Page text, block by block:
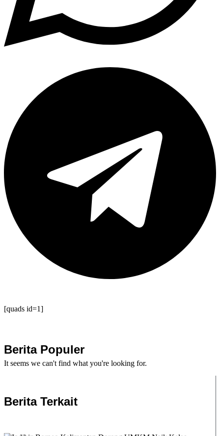
[quads id=1]
Berita Populer
It seems we can't find what you're looking for.
Berita Terkait